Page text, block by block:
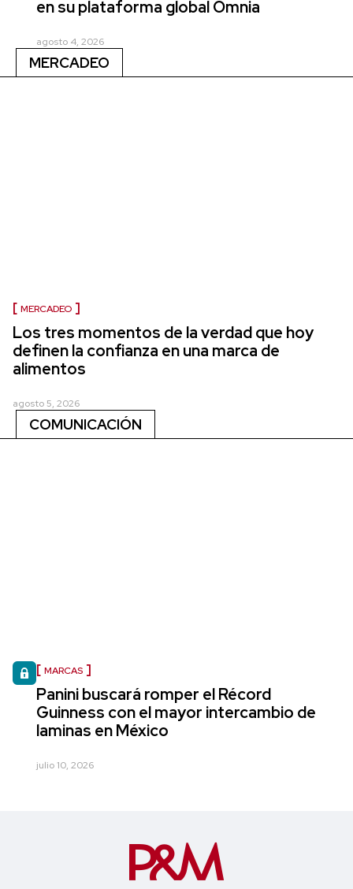
en su plataforma global Omnia
agosto 4, 2026
MERCADEO
MERCADEO
Los tres momentos de la verdad que hoy
definen la confianza en una marca de
alimentos
agosto 5, 2026
COMUNICACIÓN
MARCAS
Panini buscará romper el Récord
Guinness con el mayor intercambio de
laminas en México
julio 10, 2026